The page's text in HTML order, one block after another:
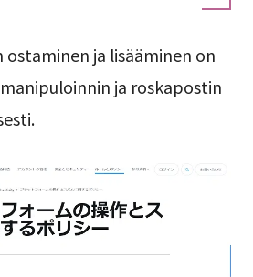
ja lisääminen on
ja roskapostin